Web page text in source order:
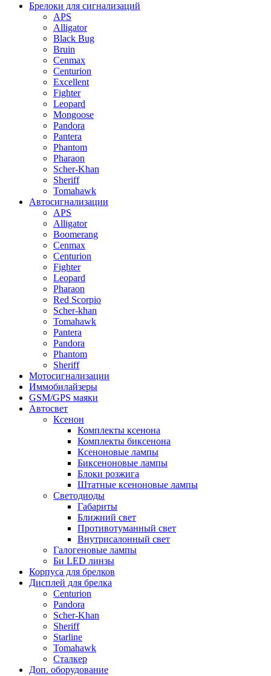
Брелоки для сигнализаций
APS
Alligator
Black Bug
Bruin
Cenmax
Centurion
Excellent
Fighter
Leopard
Mongoose
Pandora
Pantera
Phantom
Pharaon
Scher-Khan
Sheriff
Tomahawk
Автосигнализации
APS
Alligator
Boomerang
Cenmax
Centurion
Fighter
Leopard
Pharaon
Red Scorpio
Scher-khan
Tomahawk
Pantera
Pandora
Phantom
Sheriff
Мотосигнализации
Иммобилайзеры
GSM/GPS маяки
Автосвет
Ксенон
Комплекты ксенона
Комплекты биксенона
Ксеноновые лампы
Биксеноновые лампы
Блоки розжига
Штатные ксеноновые лампы
Светодиоды
Габариты
Ближний свет
Противотуманный свет
Внутрисалонный свет
Галогеновые лампы
Би LED линзы
Корпуса для брелков
Дисплей для брелка
Centurion
Pandora
Scher-Khan
Sheriff
Starline
Tomahawk
Сталкер
Доп. оборудование